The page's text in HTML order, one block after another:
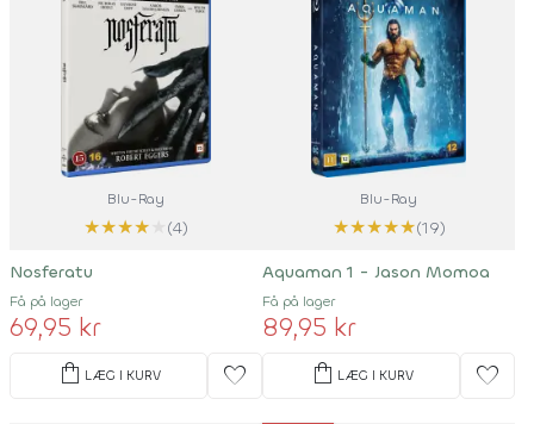
Blu-Ray
★★★★
(4)
Nosferatu
Få på lager
69,95 kr
shopping_bag LÆG I KURV favorite
Blu-Ray
★★★★★(19)
Aquaman 1 - Jason Momoa
Få på lager
89,95 kr
shopping_bag LÆG I KURV favorite